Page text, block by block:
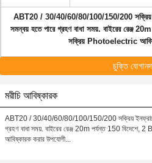
ABT20 / 30/40/60/80/100/150/200 সক্রিয়
সমন্বয় হতে পারে গ্রহণ বাধা সময়. বাইরের রেঞ্জ
সক্রিয় Photoelectric
চুক্তি
মরীচি আবিষ্কারক
ABT20 / 30/40/60/80/100/150/200 সক্রিয় ইনফ্রারেড
গ্রহণ বাধা সময়. বাইরের রেঞ্জ 20m পর্যন্ত 150
আবিষ্কারক করার উপযোগী...